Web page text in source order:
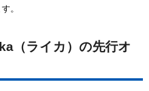
。
（ライカ）の先行オ